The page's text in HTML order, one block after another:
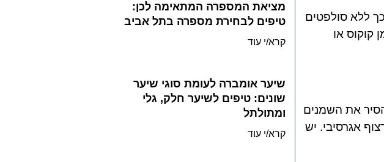
ללא סולפטים
קוקוס או
את השמנים
אגרסיבי. יש
מציאת המספרה המתאימה לכן:
טיפים לבחירת מספרה בתל אביב
קרא/י עוד
שיער אומברה לעומת סוגי שיער
שונים: טיפים לשיער חלק, גלי
ומתולתל
קרא/י עוד